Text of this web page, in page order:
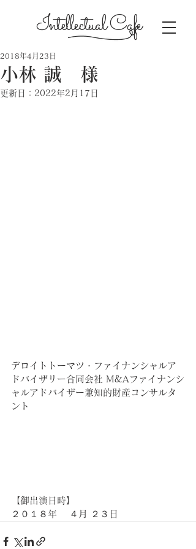
Intellectual Cafe
小林 誠 様
2018年4月23日
更新日： 2022年2月17日
デロイトトーマツ・ファイナンシャルア
ドバイザリー合同会社 M&Aファイナンシ
ャルアドバイザー兼知的財産コンサルタ
ント
【御出演日時】
２０１８年 　４月 ２３日